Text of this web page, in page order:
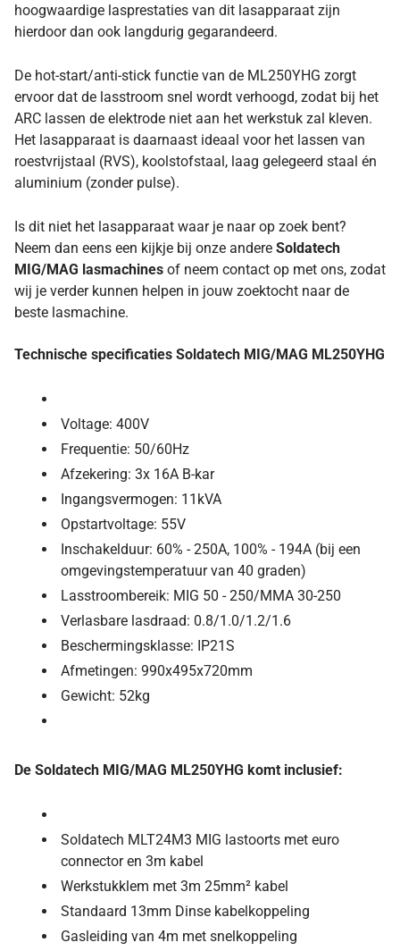
hoogwaardige lasprestaties van dit lasapparaat zijn
hierdoor dan ook langdurig gegarandeerd.
De hot-start/anti-stick functie van de ML250YHG zorgt
ervoor dat de lasstroom snel wordt verhoogd, zodat bij het
ARC lassen de elektrode niet aan het werkstuk zal kleven.
Het lasapparaat is daarnaast ideaal voor het lassen van
roestvrijstaal (RVS), koolstofstaal, laag gelegeerd staal én
aluminium (zonder pulse).
Is dit niet het lasapparaat waar je naar op zoek bent?
Neem dan eens een kijkje bij onze andere Soldatech
MIG/MAG lasmachines of neem contact op met ons, zodat
wij je verder kunnen helpen in jouw zoektocht naar de
beste lasmachine.
Technische specificaties Soldatech MIG/MAG ML250YHG
Voltage: 400V
Frequentie: 50/60Hz
Afzekering: 3x 16A B-kar
Ingangsvermogen: 11kVA
Opstartvoltage: 55V
Inschakelduur: 60% - 250A, 100% - 194A (bij een
omgevingstemperatuur van 40 graden)
Lasstroombereik: MIG 50 - 250/MMA 30-250
Verlasbare lasdraad: 0.8/1.0/1.2/1.6
Beschermingsklasse: IP21S
Afmetingen: 990x495x720mm
Gewicht: 52kg
De Soldatech MIG/MAG ML250YHG komt inclusief:
Soldatech MLT24M3 MIG lastoorts met euro
connector en 3m kabel
Werkstukklem met 3m 25mm² kabel
Standaard 13mm Dinse kabelkoppeling
Gasleiding van 4m met snelkoppeling